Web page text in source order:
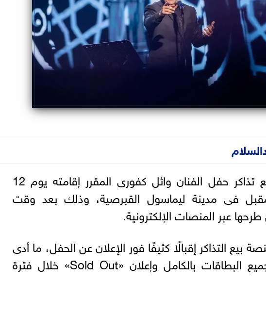
نفدت جميع تذاكر حفل الفنان وائل كفورى المقرر إقامته يوم 12
فى مدينة ليماسول القبرصية، وذلك بعد وقت
عبر المنصات الإلكترونية.
التذاكر إقبالًا كثيفًا فور الإعلان عن الحفل، ما أدى
إلى نفاد جميع البطاقات بالكامل وإعلان «Sold Out» خلال فترة